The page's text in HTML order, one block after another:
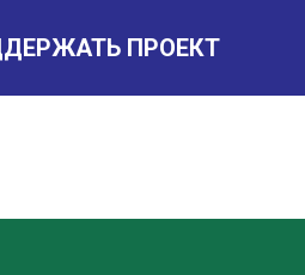
ПРОЕКТ